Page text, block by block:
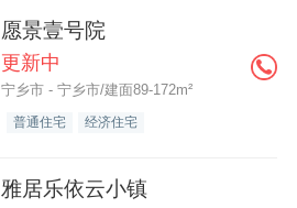
愿景壹号院
更新中
宁乡市 - 宁乡市/建面89-172m²
普通住宅 经济住宅
雅居乐依云小镇